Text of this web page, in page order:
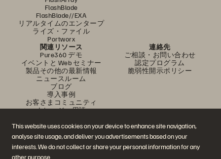
This website uses cookies on your device to enhance site navigation,
analyse site usage, and deliver you advertisements based on your
interests. We do not collect or share your personal information for any
other purpose.
FlashBlade
FlashBlade//EXA
リアルタイムのエンタープ
ライズ・ファイル
Portworx
関連リソース
Pure360 デモ
イベントと Web セミナー
製品その他の最新情報
ニュースルーム
ブログ
導入事例
お客さまコミュニティ
ナレッジ・用語
連絡先
ご相談・お問い合わせ
認定プログラム
脆弱性開示ポリシー
公式 SNS
是非フォローをお願いします！